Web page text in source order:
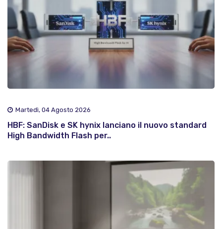
Martedì, 04 Agosto 2026
HBF: SanDisk e SK hynix lanciano il nuovo standard
High Bandwidth Flash per..